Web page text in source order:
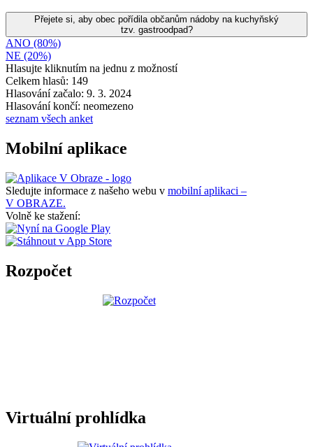
Přejete si, aby obec pořídila občanům nádoby na kuchyňský
tzv. gastroodpad?
ANO (80%)
NE (20%)
Hlasujte kliknutím na jednu z možností
Celkem hlasů: 149
Hlasování začalo: 9. 3. 2024
Hlasování končí: neomezeno
seznam všech anket
Mobilní aplikace
Sledujte informace z našeho webu v mobilní aplikaci –
V OBRAZE.
Volně ke stažení:
Rozpočet
Virtuální prohlídka